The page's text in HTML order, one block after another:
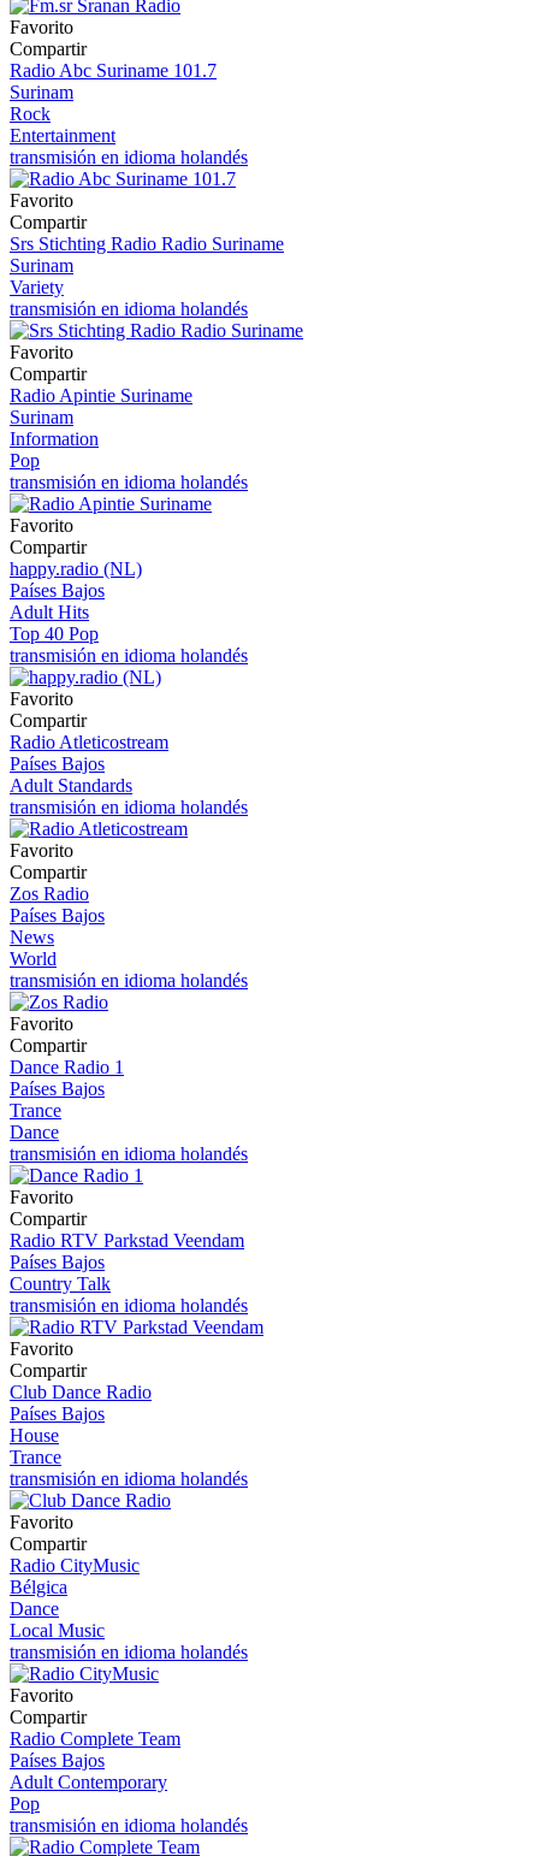
Favorito
Compartir
Radio Abc Suriname 101.7
Surinam
Rock
Entertainment
transmisión en idioma holandés
Favorito
Compartir
Srs Stichting Radio Radio Suriname
Surinam
Variety
transmisión en idioma holandés
Favorito
Compartir
Radio Apintie Suriname
Surinam
Information
Pop
transmisión en idioma holandés
Favorito
Compartir
happy.radio (NL)
Países Bajos
Adult Hits
Top 40 Pop
transmisión en idioma holandés
Favorito
Compartir
Radio Atleticostream
Países Bajos
Adult Standards
transmisión en idioma holandés
Favorito
Compartir
Zos Radio
Países Bajos
News
World
transmisión en idioma holandés
Favorito
Compartir
Dance Radio 1
Países Bajos
Trance
Dance
transmisión en idioma holandés
Favorito
Compartir
Radio RTV Parkstad Veendam
Países Bajos
Country Talk
transmisión en idioma holandés
Favorito
Compartir
Club Dance Radio
Países Bajos
House
Trance
transmisión en idioma holandés
Favorito
Compartir
Radio CityMusic
Bélgica
Dance
Local Music
transmisión en idioma holandés
Favorito
Compartir
Radio Complete Team
Países Bajos
Adult Contemporary
Pop
transmisión en idioma holandés